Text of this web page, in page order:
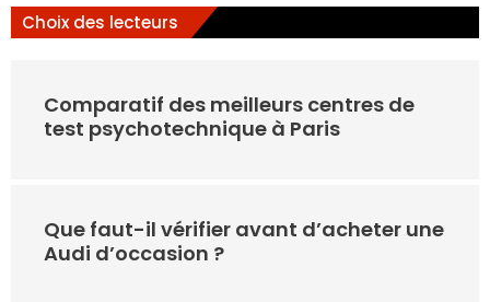
Choix des lecteurs
Comparatif des meilleurs centres de
test psychotechnique à Paris
Que faut-il vérifier avant d’acheter une
Audi d’occasion ?